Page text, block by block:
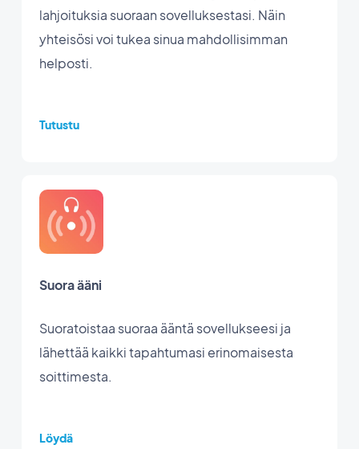
lahjoituksia suoraan sovelluksestasi. Näin
yhteisösi voi tukea sinua mahdollisimman
helposti.
Tutustu
Suora ääni
Suoratoistaa suoraa ääntä sovellukseesi ja
lähettää kaikki tapahtumasi erinomaisesta
soittimesta.
Löydä